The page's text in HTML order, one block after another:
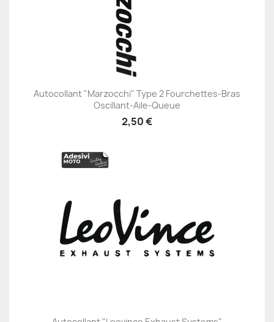
Autocollant "Marzocchi" Type 2 Fourchettes-Bras
Oscillant-Aile-Queue
2,50 €